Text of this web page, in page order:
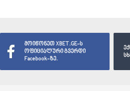
მოიწონეთ XBET.GE-ს
ოფიციალური გვერდი
Facebook-ზე.